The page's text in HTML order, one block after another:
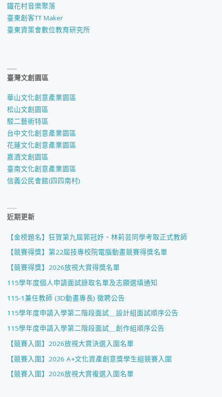
鐵花村音樂聚落
臺東創客TT Maker
臺東資策會數位教育研究所
臺灣文創園區
華山文化創意產業園區
松山文創園區
駁二藝術特區
台中文化創意產業園區
花蓮文化創意產業園區
嘉酒文創園區
臺南文化創意產業園區
信義公民會館(四四南村)
近期更新
【金榜題名】狂賀第九屆郭冠妤、林莉芸同學考取正式教師
【競賽得獎】第22屆技專校院電腦動畫競賽得獎名單
【競賽得獎】2026放視大賞得獎名單
115學年度個人申請面試錄取名單及志願選填通知
115-1兼任教師 (3D動畫專長) 徵聘公告
115學年度申請入學第二階段面試＿設計組面試順序公告
115學年度申請入學第二階段面試＿創作組順序公告
【競賽入圍】2026放視大賞決選入圍名單
【競賽入圍】2026 A+文化資產創意獎學生組競賽入圍
【競賽入圍】2026放視大賞複選入圍名單